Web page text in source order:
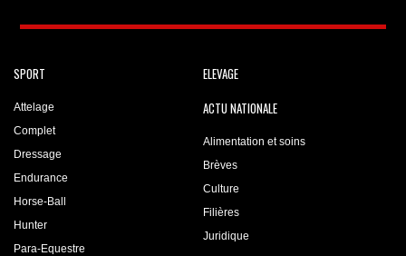
SPORT
Attelage
Complet
Dressage
Endurance
Horse-Ball
Hunter
Para-Equestre
ELEVAGE
ACTU NATIONALE
Alimentation et soins
Brèves
Culture
Filières
Juridique